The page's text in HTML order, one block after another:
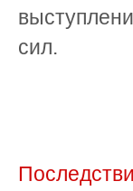
сил.